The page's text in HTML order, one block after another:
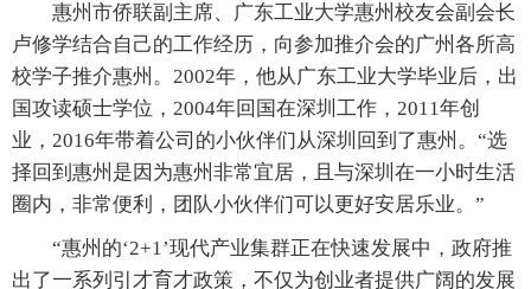
惠州市侨联副主席、广东工业大学惠州校友会副会长
卢修学结合自己的工作经历，向参加推介会的广州各所高
校学子推介惠州。2002年，他从广东工业大学毕业后，出
国攻读硕士学位，2004年回国在深圳工作，2011年创
业，2016年带着公司的小伙伴们从深圳回到了惠州。“选
择回到惠州是因为惠州非常宜居，且与深圳在一小时生活
圈内，非常便利，团队小伙伴们可以更好安居乐业。”
“惠州的‘2+1’现代产业集群正在快速发展中，政府推
出了一系列引才育才政策，不仅为创业者提供广阔的发展